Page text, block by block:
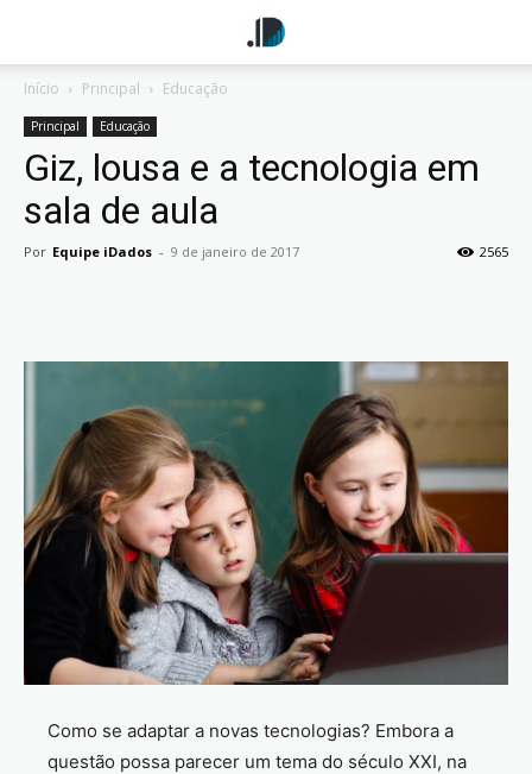
Início Principal Educação
Principal Educação
Giz, lousa e a tecnologia em
sala de aula
Por Equipe iDados - 9 de janeiro de 2017 2565
Como se adaptar a novas tecnologias? Embora a
questão possa parecer um tema do século XXI, na